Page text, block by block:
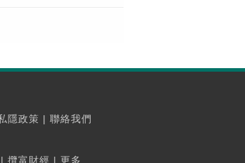
隱政策 | 聯絡我們
| 攬富財經 | 更多...